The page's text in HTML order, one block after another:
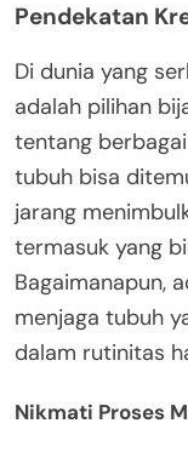
Pendekatan
Di dunia yang
adalah pilihan
tentang
tubuh bisa
jarang
termasuk yang
Bagaimanapun,
menjaga tubuh
dalam rutinitas
Nikmati Proses